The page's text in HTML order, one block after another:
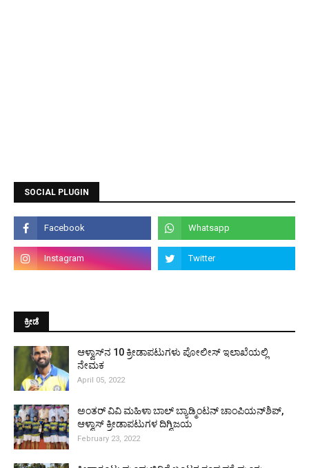
SOCIAL PLUGIN
ಕ್ರೀಡೆ
ಆಳ್ವಾಸ್‌ನ 10 ಕ್ರೀಡಾಪಟುಗಳು ಪೋಲೀಸ್ ಇಲಾಖೆಯಲ್ಲಿ
ನೇಮಕ
April 05, 2022
ಅಂತರ್ ವಿವಿ ಮಹಿಳಾ ಬಾಲ್ ಬ್ಯಾಡ್ಮಿಂಟನ್ ಚಾಂಪಿಯನ್‌ಶಿಪ್,
ಆಳ್ವಾಸ್ ಕ್ರೀಡಾಪಟುಗಳ ದಿಗ್ವಿಜಯ
February 23, 2022